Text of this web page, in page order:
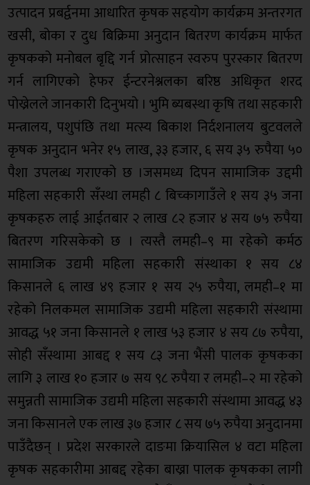
उत्पादन प्रबर्द्वनमा आधारित कृषक सहयोग कार्यक्रम अन्तरगत
खसी, बोका र दुध बिक्रिमा अनुदान बितरण कार्यक्रम मार्फत
कृषकको मनोबल बृद्दि गर्न प्रोत्साहन स्वरुप पुरस्कार बितरण
गर्न लागिएको हेफर ईन्टरनेश्नलका बरिष्ठ अधिकृत शरद
पोख्रेलले जानकारी दिनुभयो । भुमि ब्यबस्था कृषि तथा सहकारी
मन्त्रालय, पशुपंछि तथा मत्स्य बिकाश निर्दशनालय बुटवलले
कृषक अनुदान भनेर १५ लाख, ३३ हजार, ६ सय ३५ रुपैया ५०
पैशा उपलब्ध गराएको छ ।जसमध्य दिपन सामाजिक उद्दमी
महिला सहकारी सँस्था लमही ८ बिच्कागाउँले १ सय ३५ जना
कृषकहरु लाई आईतबार २ लाख ८२ हजार ४ सय ७५ रुपैया
बितरण गरिसकेको छ । त्यस्तै लमही–९ मा रहेको कर्मठ
सामाजिक उद्यमी महिला सहकारी संस्थाका १ सय ८४
किसानले ६ लाख ४९ हजार १ सय २५ रुपैया, लमही–१ मा
रहेको निलकमल सामाजिक उद्यमी महिला सहकारी संस्थामा
आवद्ध ५१ जना किसानले १ लाख ५३ हजार ४ सय ८७ रुपैया,
सोही सँस्थामा आबद्द १ सय ८३ जना भैंसी पालक कृषकका
लागि ३ लाख १० हजार ७ सय ९८ रुपैया र लमही–२ मा रहेको
समुन्नती सामाजिक उद्यमी महिला सहकारी संस्थामा आवद्ध ४३
जना किसानले एक लाख ३७ हजार ८ सय ७५ रुपैया अनुदानमा
पाउँदैछन् । प्रदेश सरकारले दाङमा क्रियासिल ४ वटा महिला
कृषक सहकारीमा आबद्द रहेका बाख्रा पालक कृषकका लागी